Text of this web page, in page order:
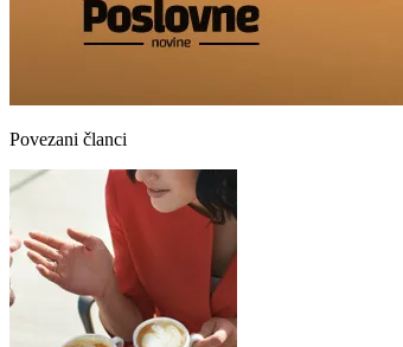
Povezani članci